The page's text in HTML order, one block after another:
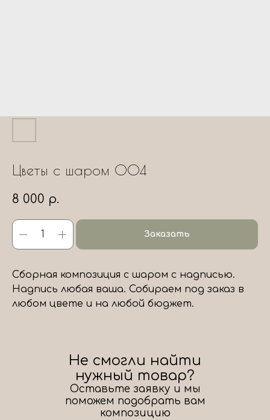
Цветы с шаром 004
8 000 р.
Заказать
Сборная композиция с шаром с надписью.
Надпись любая ваша. Собираем под заказ в
любом цвете и на любой бюджет.
Не смогли найти
нужный товар?
Оставьте заявку и мы
поможем подобрать вам
композицию